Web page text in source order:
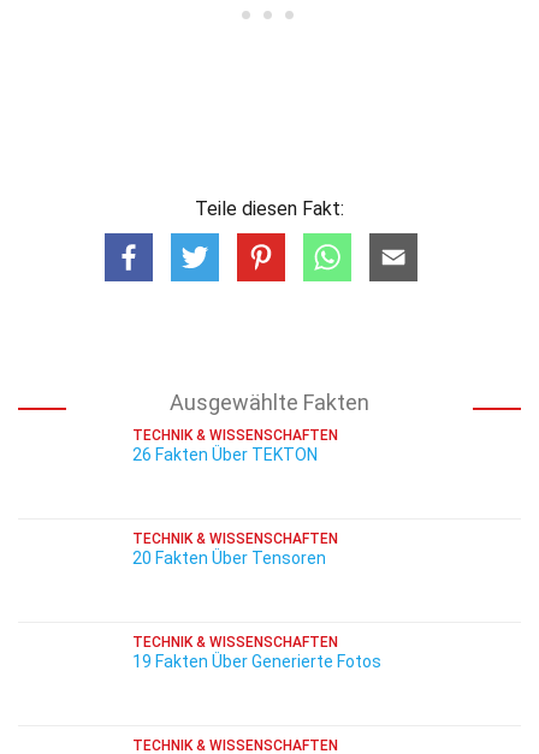
Teile diesen Fakt:
Ausgewählte Fakten
TECHNIK & WISSENSCHAFTEN
26 Fakten Über TEKTON
TECHNIK & WISSENSCHAFTEN
20 Fakten Über Tensoren
TECHNIK & WISSENSCHAFTEN
19 Fakten Über Generierte Fotos
TECHNIK & WISSENSCHAFTEN